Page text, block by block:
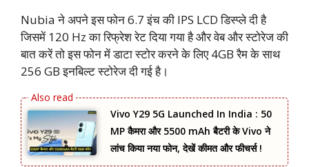
Nubia ने अपने इस फोन 6.7 इंच की IPS LCD डिस्प्ले दी है
जिसमें 120 Hz का रिफ्रेश रेट दिया गया है और वेब और स्टोरेज की
बात करें तो इस फोन में डाटा स्टोर करने के लिए 4GB रैम के साथ
256 GB इनबिल्ट स्टोरेज दी गई है।
Vivo Y29 5G Launched In India : 50
MP कैमरा और 5500 mAh बैटरी के Vivo ने
लांच किया नया फोन, देखें कीमत और फीचर्स !